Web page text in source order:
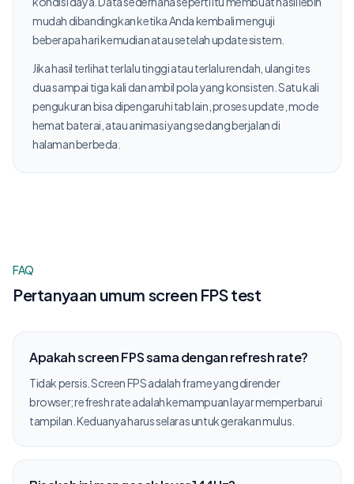
mudah dibandingkan ketika Anda kembali menguji
beberapa hari kemudian atau setelah update sistem.
Jika hasil terlihat terlalu tinggi atau terlalu rendah, ulangi tes
dua sampai tiga kali dan ambil pola yang konsisten. Satu kali
pengukuran bisa dipengaruhi tab lain, proses update, mode
hemat baterai, atau animasi yang sedang berjalan di
halaman berbeda.
FAQ
Pertanyaan umum screen FPS test
Apakah screen FPS sama dengan refresh rate?
Tidak persis. Screen FPS adalah frame yang dirender
browser; refresh rate adalah kemampuan layar memperbarui
tampilan. Keduanya harus selaras untuk gerakan mulus.